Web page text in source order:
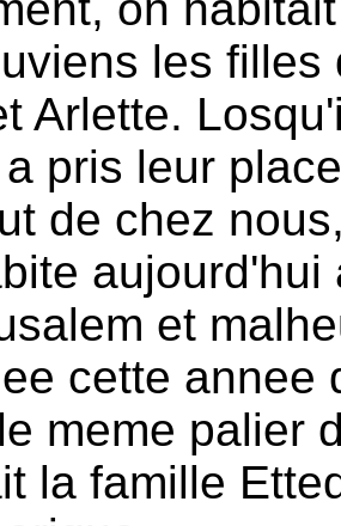
les
Arlette.
pris leur
de chez
aujourd'hui
et
cette annee
meme palier
la famille